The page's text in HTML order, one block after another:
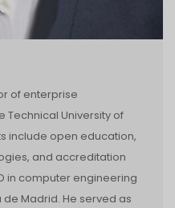
of enterprise
Technical University of
include open education,
and accreditation
in computer engineering
Madrid. He served as